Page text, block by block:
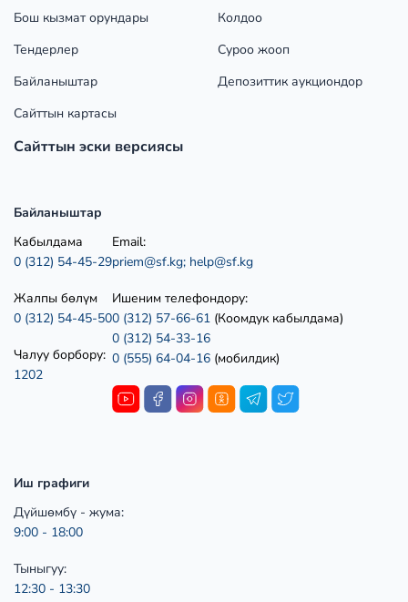
Бош кызмат орундары
Тендерлер
Байланыштар
Сайттын картасы
Сайттын эски версиясы
Колдоо
Суроо жооп
Депозиттик аукциондор
Байланыштар
Кабылдама
0 (312) 54-45-29
Жалпы бөлүм
0 (312) 54-45-50
Чалуу борбору:
1202
Email:
priem@sf.kg; help@sf.kg
Ишеним телефондору:
0 (312) 57-66-61 (Коомдук кабылдама)
0 (312) 54-33-16
0 (555) 64-04-16 (мобилдик)
Иш графиги
Дүйшөмбү - жума:
9:00 - 18:00
Тыныгуу:
12:30 - 13:30